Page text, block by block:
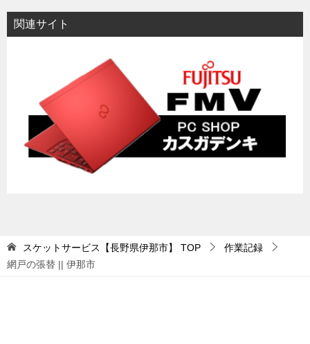
関連サイト
スケットサービス【長野県伊那市】 TOP
作業記録
網戸の張替 || 伊那市